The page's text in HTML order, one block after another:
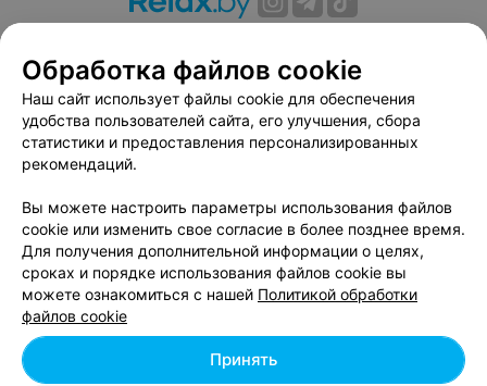
Вакансии
Публичный договор
Способы оплаты
Публичный договор по использованию сервиса
«Афиша»
Пользовательское соглашение
Связаться по вопросам сотрудничества
Написать руководителю relax.by
Персональные настройки cookie
Обработка персональных данных
© 2026 ООО «Артокс Лаб», УНП 191700409, регистрирующий орган -
Обработка файлов cookie
Наш сайт использует файлы cookie для обеспечения
удобства пользователей сайта, его улучшения, сбора
статистики и предоставления персонализированных
рекомендаций.
Вы можете настроить параметры использования файлов
cookie или изменить свое согласие в более позднее время.
Для получения дополнительной информации о целях,
сроках и порядке использования файлов cookie вы
можете ознакомиться с нашей Политикой обработки
файлов cookie
Принять